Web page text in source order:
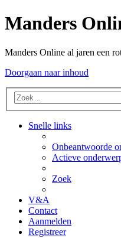
Manders
Manders Online al jaren een
Doorgaan naar inhoud
Snelle links
Onbeantwoorde
Actieve
Zoek
V&A
Contact
Aanmelden
Registreer